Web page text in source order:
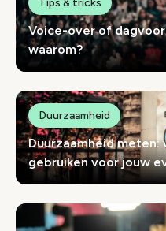
Voice-over of
waarom?
Duurzaamheid meten:
gebruiken voor jouw
Duurzaamheid